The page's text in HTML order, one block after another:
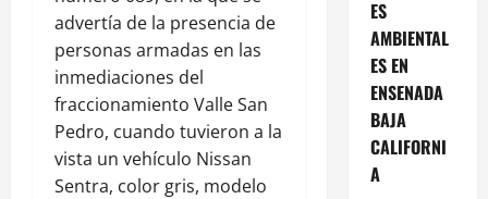
advertía de la presencia de
personas armadas en las
inmediaciones del
fraccionamiento Valle San
Pedro, cuando tuvieron a la
vista un vehículo Nissan
Sentra, color gris, modelo
ES
AMBIENTAL
ES EN
ENSENADA
BAJA
CALIFORNI
A